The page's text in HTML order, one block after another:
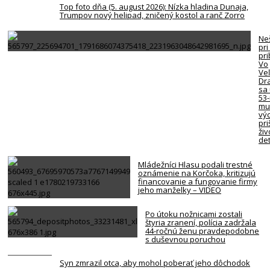
Top foto dňa (5. august 2026): Nízka hladina Dunaja,
Trumpov nový helipad, zničený kostol a ranč Zorro
pri
Vo
sa
Mládežníci Hlasu podali trestné
oznámenie na Korčoka, kritizujú
financovanie a fungovanie firmy
jeho manželky – VIDEO
Po útoku nožnicami zostali
štyria zranení, polícia zadržala
44-ročnú ženu pravdepodobne
s duševnou poruchou
Syn zmrazil otca, aby mohol poberať jeho dôchodok